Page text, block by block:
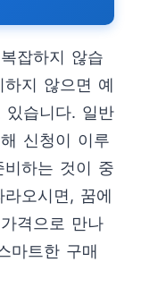
잡하지 않습
지 않으면 예
있습니다. 일반
신청이 이루
하는 것이 중
오시면, 꿈에
격으로 만나
마트한 구매